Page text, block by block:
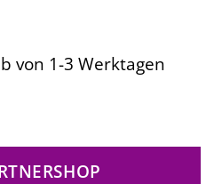
von 1-3 Werktagen